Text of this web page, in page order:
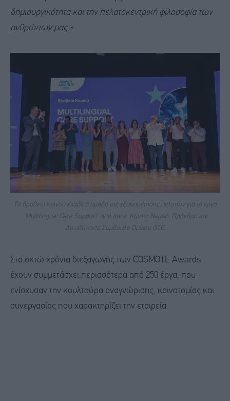
δημιουργικότητα και την πελατοκεντρική φιλοσοφία των
ανθρώπων μας.»
To βραβείο κοινού έλαβε η ομάδα της εξυπηρέτησης πελατών για το έργο
"Multilingual Care Support" από τον κ. Κώστα Νεμπή, Πρόεδρο και
Διευθύνοντα Σύμβουλο Ομίλου ΟΤΕ.
Στα οκτώ χρόνια διεξαγωγής των COSMOTE Awards
έχουν συμμετάσχει περισσότερα από 250 έργα, που
ενίσχυσαν την κουλτούρα αναγνώρισης, καινοτομίας και
συνεργασίας που χαρακτηρίζει την εταιρεία.